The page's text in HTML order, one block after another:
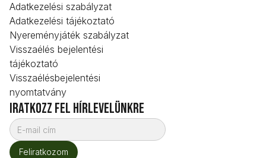
Adatkezelési szabályzat
Adatkezelési tájékoztató
Nyereményjáték szabályzat
Visszaélés bejelentési
tájékoztató
Visszaélésbejelentési
nyomtatvány
iratkozz fel hírlevelünkre